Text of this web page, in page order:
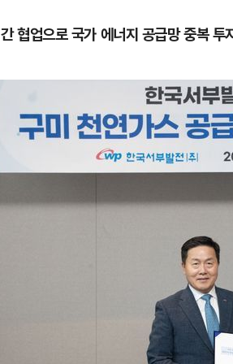
협업으로 국가 에너지 공급망 중복 투